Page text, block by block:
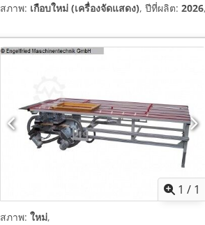
สภาพ: เกือบใหม่ (เครื่องจัดแสดง), ปีที่ผลิต: 2026,
1 / 1
สภาพ: ใหม่,